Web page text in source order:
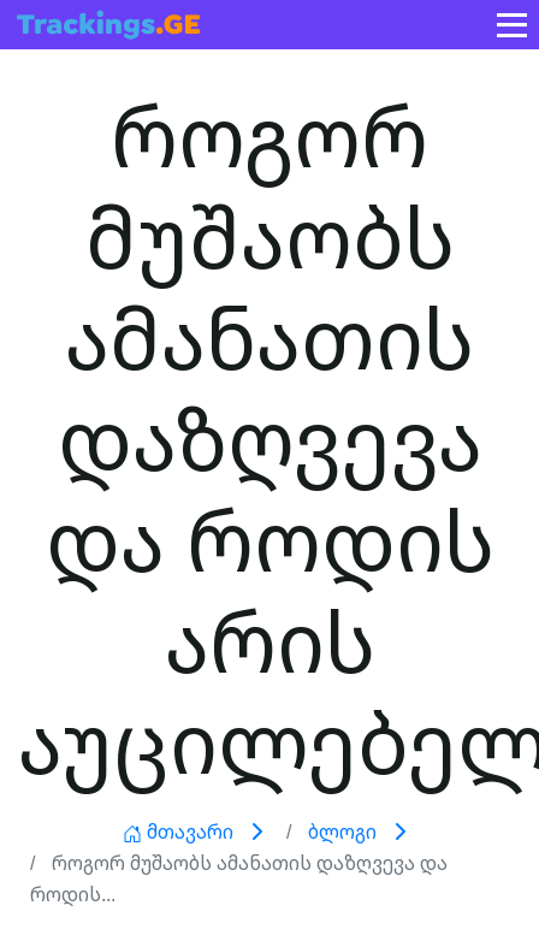
როგორ
მუშაობს
ამანათის
დაზღვევა
და როდის
არის
Მთავარი
Ბლოგი
Როგორ Მუშაობს Ამანათის Დაზღვევა Და
Როდის...